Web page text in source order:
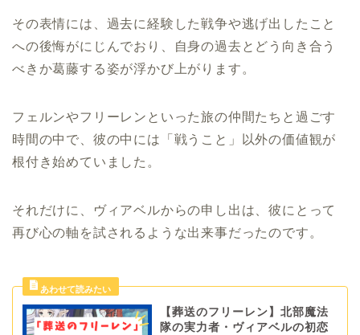
その表情には、過去に経験した戦争や逃げ出したこと
への後悔がにじんでおり、自身の過去とどう向き合う
べきか葛藤する姿が浮かび上がります。
フェルンやフリーレンといった旅の仲間たちと過ごす
時間の中で、彼の中には「戦うこと」以外の価値観が
根付き始めていました。
それだけに、ヴィアベルからの申し出は、彼にとって
再び心の軸を試されるような出来事だったのです。
【葬送のフリーレン】北部魔法
隊の実力者・ヴィアベルの初恋